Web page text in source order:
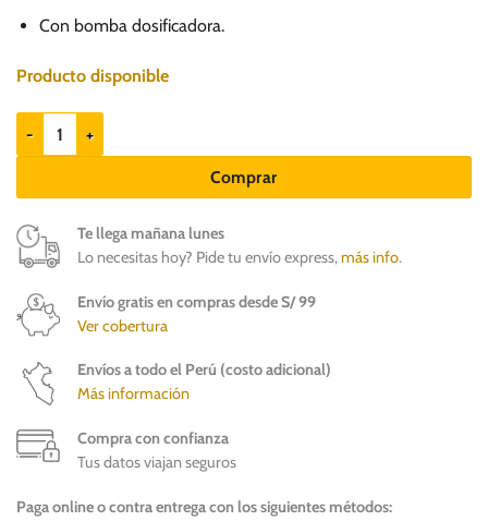
Con bomba dosificadora.
Producto disponible
Fit Fórmula Omega 3 y 6 para gatos cantidad
Comprar
Te llega mañana lunes
Lo necesitas hoy? Pide tu envío express,más info.
Envío gratis en compras desde S/ 99
Ver cobertura
Envíos a todo el Perú (costo adicional)
Más información
Compra con confianza
Tus datos viajan seguros
Paga online o contra entrega con los siguientes métodos: